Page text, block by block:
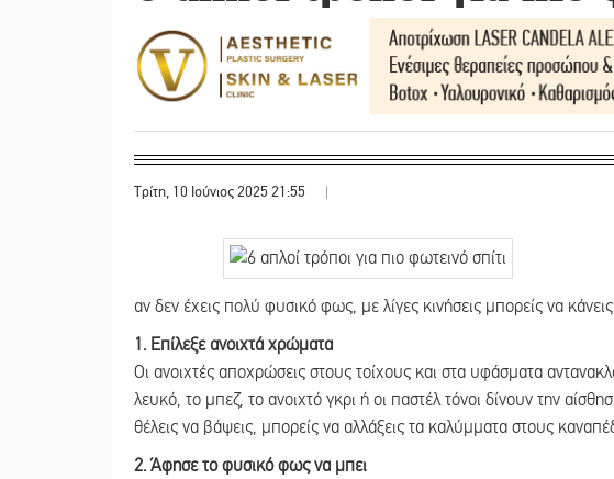
Τρίτη, 10 Ιούνιος 2025 21:55 |
αν δεν έχεις πολύ φυσικό φως, με λίγες κινήσεις μπορείς να
1. Επίλεξε ανοιχτά χρώματα
Οι ανοιχτές αποχρώσεις στους τοίχους και στα υφάσματα
λευκό, το μπεζ, το ανοιχτό γκρι ή οι παστέλ τόνοι δίνουν την
θέλεις να βάψεις, μπορείς να αλλάξεις τα καλύμματα στους
2. Άφησε το φυσικό φως να μπει